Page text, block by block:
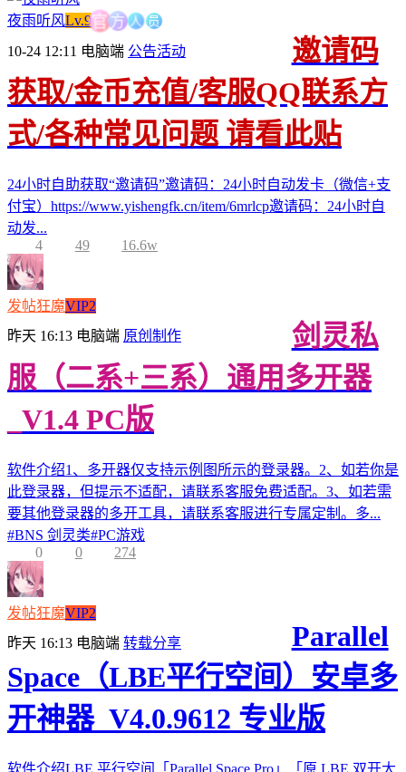
夜雨听风Lv.9官方人员
10-24 12:11 电脑端 公告活动
邀请码
获取/金币充值/客服QQ联系方
式/各种常见问题 请看此贴
24小时自助获取“邀请码”邀请码：24小时自动发卡（微信+支
付宝）https://www.yishengfk.cn/item/6mrlcp邀请码：24小时自
动发...
4
49 16.6w
发帖狂魔VIP2
昨天 16:13 电脑端 原创制作
剑灵私
服（二系+三系）通用多开器
_V1.4 PC版
软件介绍1、多开器仅支持示例图所示的登录器。2、如若你是
此登录器，但提示不适配，请联系客服免费适配。3、如若需
要其他登录器的多开工具，请联系客服进行专属定制。多...
#BNS 剑灵类#PC游戏
0
0 274
发帖狂魔VIP2
昨天 16:13 电脑端 转载分享
Parallel
Space（LBE平行空间）安卓多
开神器_V4.0.9612 专业版
软件介绍LBE 平行空间「Parallel Space Pro」「原 LBE 双开大